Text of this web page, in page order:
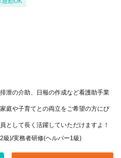
泄の介助、日報の作成など看護助手業
庭や子育てとの両立をご希望の方にぴ
として長く活躍していただけますよ！
級)/実務者研修(ヘルパー1級)